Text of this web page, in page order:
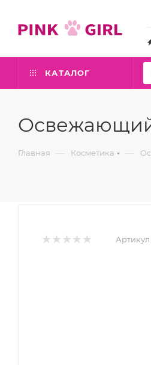
КАТАЛОГ
Освежающий
Главная — Косметика —